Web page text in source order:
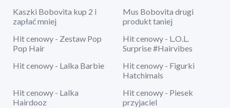
Kaszki Bobovita kup 2 i
zapłać mniej
Mus Bobovita drugi
produkt taniej
Hit cenowy - Zestaw Pop
Pop Hair
Hit cenowy - L.O.L.
Surprise #Hairvibes
Hit cenowy - Lalka Barbie
Hit cenowy - Figurki
Hatchimals
Hit cenowy - Lalka
Hairdooz
Hit cenowy - Piesek
przyjaciel